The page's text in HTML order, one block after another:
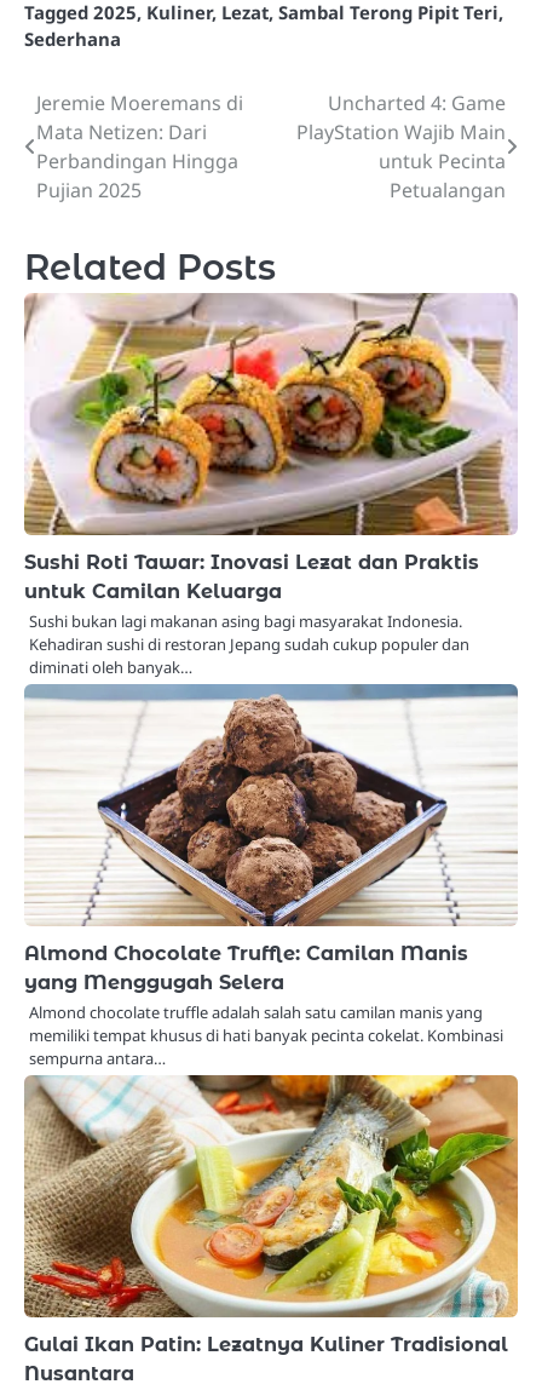
Tagged 2025, Kuliner, Lezat, Sambal Terong Pipit Teri,
Sederhana
Post
navigation
Jeremie Moeremans di
Mata Netizen: Dari
Perbandingan Hingga
Pujian 2025
Uncharted 4: Game
PlayStation Wajib Main
untuk Pecinta
Petualangan
Related Posts
Sushi Roti Tawar: Inovasi Lezat dan Praktis
untuk Camilan Keluarga
Sushi bukan lagi makanan asing bagi masyarakat Indonesia.
Kehadiran sushi di restoran Jepang sudah cukup populer dan
diminati oleh banyak…
Almond Chocolate Truffle: Camilan Manis
yang Menggugah Selera
Almond chocolate truffle adalah salah satu camilan manis yang
memiliki tempat khusus di hati banyak pecinta cokelat. Kombinasi
sempurna antara…
Gulai Ikan Patin: Lezatnya Kuliner Tradisional
Nusantara